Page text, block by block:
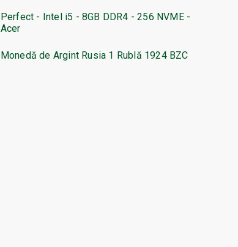
Perfect - Intel i5 - 8GB DDR4 - 256 NVME -
Acer
Monedă de Argint Rusia 1 Rublă 1924 BZC